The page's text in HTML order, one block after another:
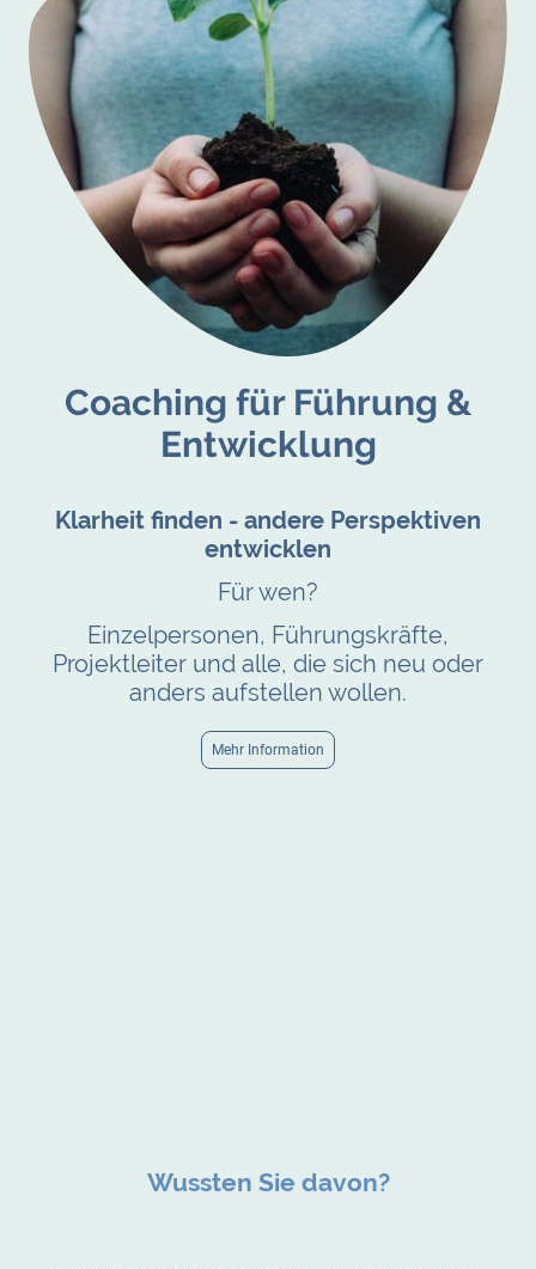
Coaching für Führung &
Entwicklung
Klarheit finden - andere Perspektiven
entwicklen
Für wen?
Einzelpersonen, Führungskräfte,
Projektleiter und alle, die sich neu oder
anders aufstellen wollen.
Mehr Information
Wussten Sie davon?